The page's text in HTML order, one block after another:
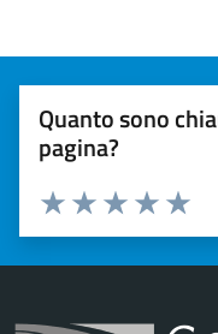
Quanto sono
pagina?
Valuta 4
Valuta 3
Valuta 2 stelle su
Valuta 1 stelle su 5